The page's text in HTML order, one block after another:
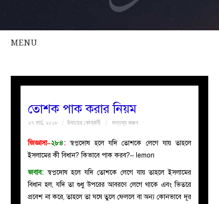
MENU
সকল
নারীদের
ইসলাহী
তোশক পাক করার নিয়ম
২৭ মার্চ, ২০১৮ উমায়ের কোব্বাদী মন্তব্য করুন
জিজ্ঞাসা–২৮৪: স্বপ্নদোষ হলে যদি তোশকে লেগে যায় তাহলে
ইসলামের কী বিধান? কিভাবে পাক করব?– lemon
জবাব: স্বপ্নদোষ হলে যদি তোশকে লেগে যায় তাহলে ইসলামের
বিধান হল, যদি তা শুধু উপরের আবরণে লেগে থাকে এবং ভিতরে
প্রবেশ না করে, তাহলে তা ঘষে তুলে ফেললে বা অন্য কোনভাবে দূর